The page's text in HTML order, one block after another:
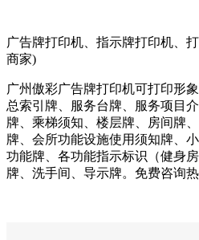
广告牌打印机、指示牌打印机、
商家)
广州傲彩广告牌打印机可打印形
总索引牌、服务台牌、服务项目
牌、乘梯须知、楼层牌、房间牌
牌、会所功能设施使用须知牌、
功能牌、各功能指示标识（健身
牌、洗手间、导示牌。免费咨询热